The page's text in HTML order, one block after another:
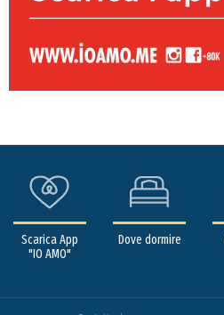
Scarica App
"IO AMO"
Dove dormire